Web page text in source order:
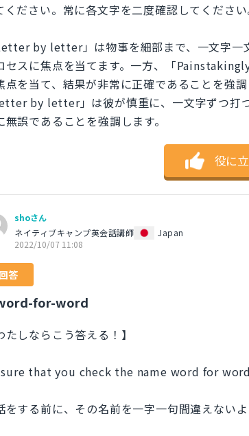
ください。常に各文字を二度確認してください
by letter」は物事を細部まで、一文字一
セスに焦点を当てます。一方、「
点を当て、結果が非常に正確であることを強
by letter」は彼が慎重に、一文字ずつ
無誤であることを強調します。
役に
shoさん
ネイティブキャンプ英会話講師
Japan
2022/10/07 11:08
回答
for-word
たしならこう答える！】
that you check the name word for
をする前に、その名前を一字一句間違えないよ